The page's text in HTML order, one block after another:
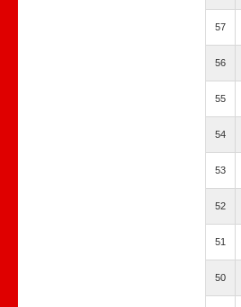
57
56
55
54
53
52
51
50